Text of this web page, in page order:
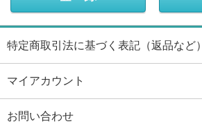
特定商取引法に基づく表記（返品など）
マイアカウント
お問い合わせ